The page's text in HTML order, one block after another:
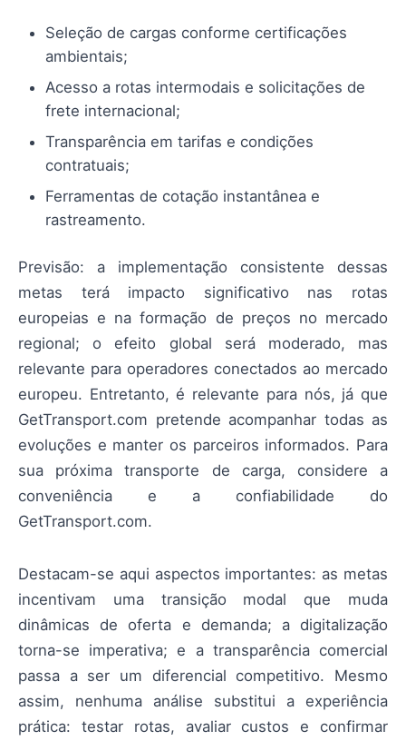
Seleção de cargas conforme certificações
ambientais;
Acesso a rotas intermodais e solicitações de
frete internacional;
Transparência em tarifas e condições
contratuais;
Ferramentas de cotação instantânea e
rastreamento.
Previsão: a implementação consistente dessas
metas terá impacto significativo nas rotas
europeias e na formação de preços no mercado
regional; o efeito global será moderado, mas
relevante para operadores conectados ao mercado
europeu. Entretanto, é relevante para nós, já que
GetTransport.com pretende acompanhar todas as
evoluções e manter os parceiros informados. Para
sua próxima transporte de carga, considere a
conveniência e a confiabilidade do
GetTransport.com.
Destacam-se aqui aspectos importantes: as metas
incentivam uma transição modal que muda
dinâmicas de oferta e demanda; a digitalização
torna-se imperativa; e a transparência comercial
passa a ser um diferencial competitivo. Mesmo
assim, nenhuma análise substitui a experiência
prática: testar rotas, avaliar custos e confirmar